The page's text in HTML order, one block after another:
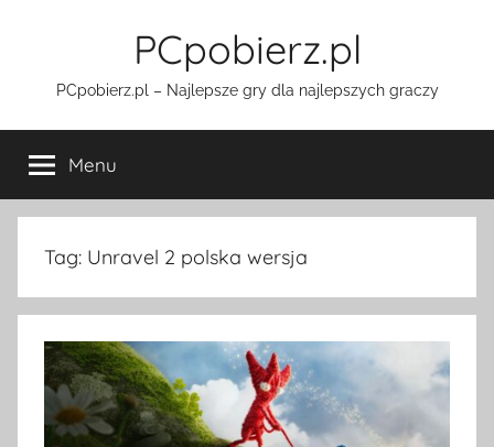
PCpobierz.pl
PCpobierz.pl – Najlepsze gry dla najlepszych graczy
Menu
Tag: Unravel 2 polska wersja